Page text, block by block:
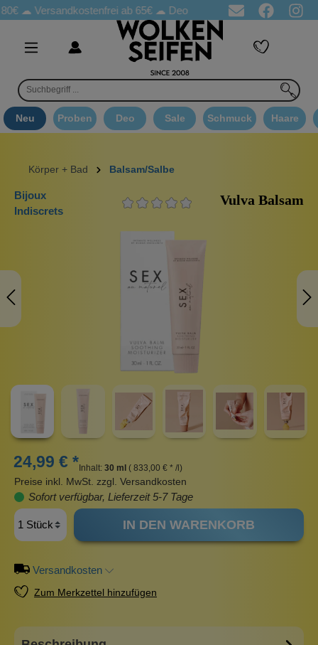
ab 65€ ☁ Deo Proben in jeder Bestellung ☁
Neu Proben Deo Sale Schmuck Haare
Körper + Bad Balsam/Salbe
Bijoux
Indiscrets
Vulva Balsam
24,99 € *Inhalt: 30 ml ( 833,00 € * /l)
Preise inkl. MwSt. zzgl. Versandkosten
Sofort verfügbar, Lieferzeit 5-7 Tage
IN DEN WARENKORB
Versandkosten
Zum Merkzettel hinzufügen